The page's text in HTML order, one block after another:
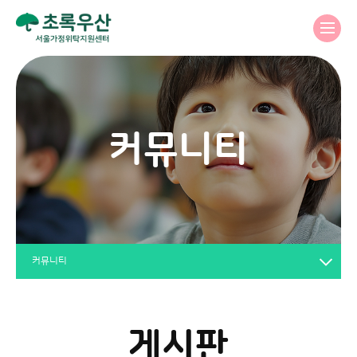
커뮤니티
커뮤니티
게시판